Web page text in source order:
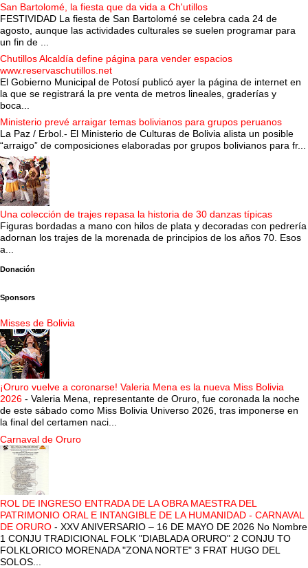
San Bartolomé, la fiesta que da vida a Ch'utillos
FESTIVIDAD La fiesta de San Bartolomé se celebra cada 24 de
agosto, aunque las actividades culturales se suelen programar para
un fin de ...
Chutillos Alcaldía define página para vender espacios
www.reservaschutillos.net
El Gobierno Municipal de Potosí publicó ayer la página de internet en
la que se registrará la pre venta de metros lineales, graderías y
boca...
Ministerio prevé arraigar temas bolivianos para grupos peruanos
La Paz / Erbol.- El Ministerio de Culturas de Bolivia alista un posible
“arraigo” de composiciones elaboradas por grupos bolivianos para fr...
Una colección de trajes repasa la historia de 30 danzas típicas
Figuras bordadas a mano con hilos de plata y decoradas con pedrería
adornan los trajes de la morenada de principios de los años 70. Esos
a...
Donación
Sponsors
Misses de Bolivia
¡Oruro vuelve a coronarse! Valeria Mena es la nueva Miss Bolivia
2026 - Valeria Mena, representante de Oruro, fue coronada la noche
de este sábado como Miss Bolivia Universo 2026, tras imponerse en
la final del certamen naci...
Carnaval de Oruro
ROL DE INGRESO ENTRADA DE LA OBRA MAESTRA DEL
PATRIMONIO ORAL E INTANGIBLE DE LA HUMANIDAD - CARNAVAL
DE ORURO - XXV ANIVERSARIO – 16 DE MAYO DE 2026 No Nombre
1 CONJU TRADICIONAL FOLK "DIABLADA ORURO" 2 CONJU TO
FOLKLORICO MORENADA "ZONA NORTE" 3 FRAT HUGO DEL
SOLOS...